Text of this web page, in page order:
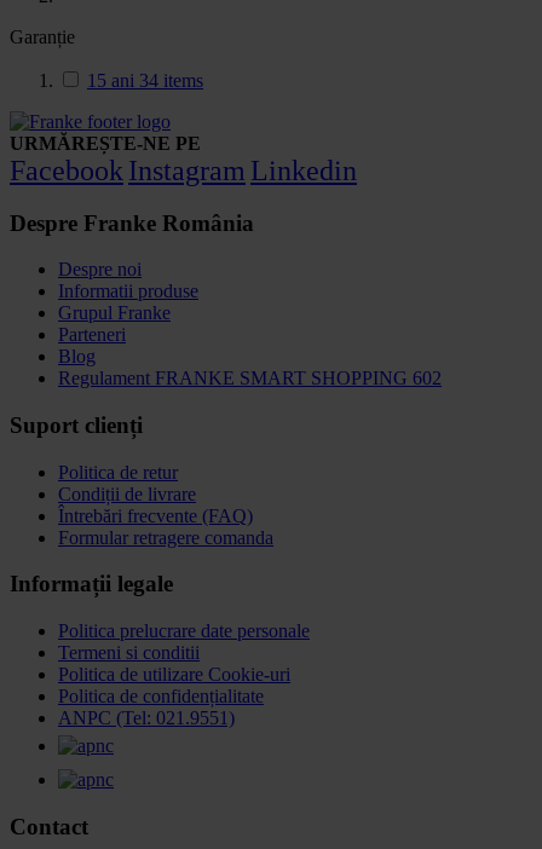
Garanție
15 ani 34 items
URMĂREȘTE-NE PE
Facebook Instagram Linkedin
Despre Franke România
Despre noi
Informatii produse
Grupul Franke
Parteneri
Blog
Regulament FRANKE SMART SHOPPING 602
Suport clienți
Politica de retur
Condiții de livrare
Întrebări frecvente (FAQ)
Formular retragere comanda
Informații legale
Politica prelucrare date personale
Termeni si conditii
Politica de utilizare Cookie-uri
Politica de confidențialitate
ANPC (Tel: 021.9551)
Contact